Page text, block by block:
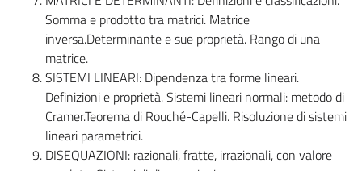
Somma e prodotto tra matrici. Matrice
inversa.Determinante e sue proprietà. Rango di una
matrice.
SISTEMI LINEARI: Dipendenza tra forme lineari.
Definizioni e proprietà. Sistemi lineari normali: metodo di
Cramer.Teorema di Rouché-Capelli. Risoluzione di sistemi
lineari parametrici.
DISEQUAZIONI: razionali, fratte, irrazionali, con valore